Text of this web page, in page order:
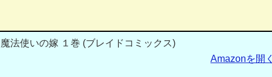
魔法使いの嫁 １巻 (ブレイドコミックス)
Amazonを開く